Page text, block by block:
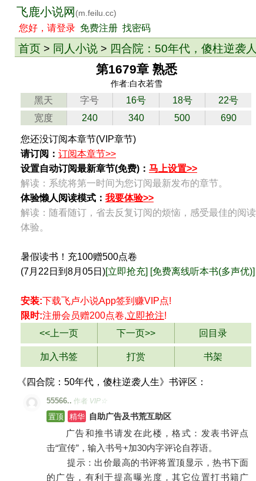
飞鹿小说网 (m.feilu.cc)
您好，请登录 免费注册 找密码
首页 > 同人小说 > 四合院：50年代，傻柱逆袭人
第1679章 熟悉
作者:白衣若雪
黑天 字号 16号 18号
22号
宽度
240 340 500 690
您还没订阅本章节(VIP章节)
请订阅： 订阅本章节>>
设置自动订阅最新章节(免费)： 马上设置>>
解读：系统将第一时间为您订阅最新发布的章节。
体验懒人阅读模式： 我要体验>>
解读：随看随订，省去反复订阅的烦恼，感受最佳的阅读
体验。
暑假读书！充100赠500点卷
(7月22日到8月05日)[立即抢充] [免费离线听本书(多声优)]
安装:下载飞卢小说App签到 赚VIP点!
限时:注册会员赠200点卷,立即抢注!
<<上一页
下一页>> 回目录
加入书签 打赏 书架
《四合院：50年代，傻柱逆袭人生》书评区：
55566.. 作者 VIP☆
置顶 精华 自助广告及书荒互助区
广告和推书请发在此楼，格式：发表书评点
击“宣传”，输入书号+加30内字评论自荐语。
提示：出价最高的书评将置顶显示，热书下面
的广告，有利于提高曝光度，其它位置打书籍广